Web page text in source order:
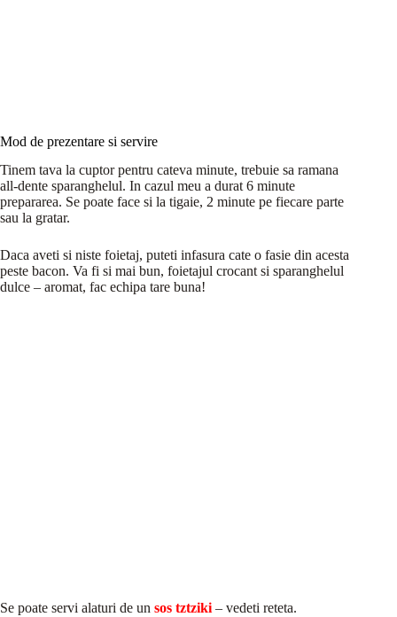
Mod de prezentare si servire
Tinem tava la cuptor pentru cateva minute, trebuie sa ramana
all-dente sparanghelul. In cazul meu a durat 6 minute
prepararea. Se poate face si la tigaie, 2 minute pe fiecare parte
sau la gratar.
Daca aveti si niste foietaj, puteti infasura cate o fasie din acesta
peste bacon. Va fi si mai bun, foietajul crocant si sparanghelul
dulce – aromat, fac echipa tare buna!
Se poate servi alaturi de un sos tztziki – vedeti reteta.